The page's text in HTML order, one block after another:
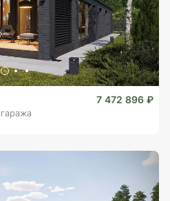
7 472 896 ₽